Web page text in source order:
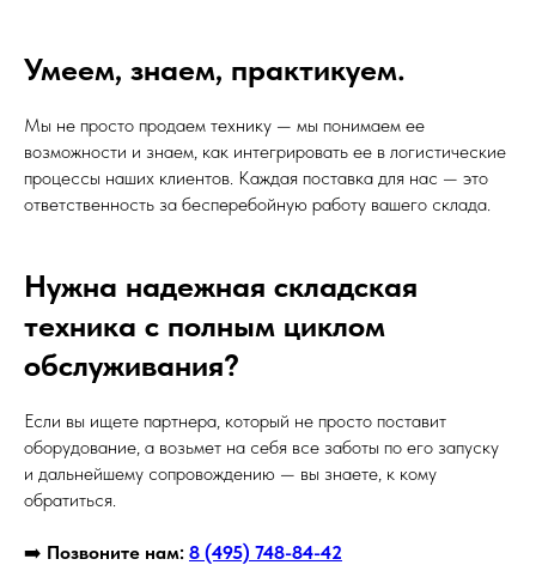
Умеем, знаем, практикуем.
Мы не просто продаем технику — мы понимаем ее
возможности и знаем, как интегрировать ее в логистические
процессы наших клиентов. Каждая поставка для нас — это
ответственность за бесперебойную работу вашего склада.
Нужна надежная складская
техника с полным циклом
обслуживания?
Если вы ищете партнера, который не просто поставит
оборудование, а возьмет на себя все заботы по его запуску
и дальнейшему сопровождению — вы знаете, к кому
обратиться.
➡️ Позвоните нам: 8 (495) 748-84-42